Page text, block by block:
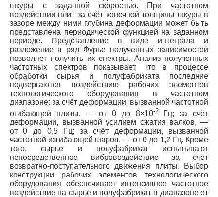
шкуры с заданной скоростью. При частотном
воздействии плит за счёт конечной толщины шкуры в
зазоре между ними глубина деформации может быть
представлена периодической функцией на заданном
периоде. Представление в виде интеграла и
разложение в ряд Фурье полученных зависимостей
позволяет получить их спектры. Анализ полученных
частотных спектров показывает, что в процессе
обработки сырья и полуфабриката последние
подвергаются воздействию рабочих элементов
технологического оборудования в частотном
диапазоне: за счёт деформации, вызванной частотной
огибающей плиты, — от 0 до 8×10-2Гц; за счёт
деформации, вызванной усилием сжатия валков, —
от 0 до 0,5 Гц; за счёт деформации, вызванной
частотной изгибающей шаров, — от 0 до 1,2 Гц. Кроме
того, сырье и полуфабрикат испытывают
непосредственное вибровоздействие за счёт
возвратно-поступательного движения плиты. Выбор
конструкции рабочих элементов технологического
оборудования обеспечивает интенсивное частотное
воздействие на сырье и полуфабрикат в диапазоне от